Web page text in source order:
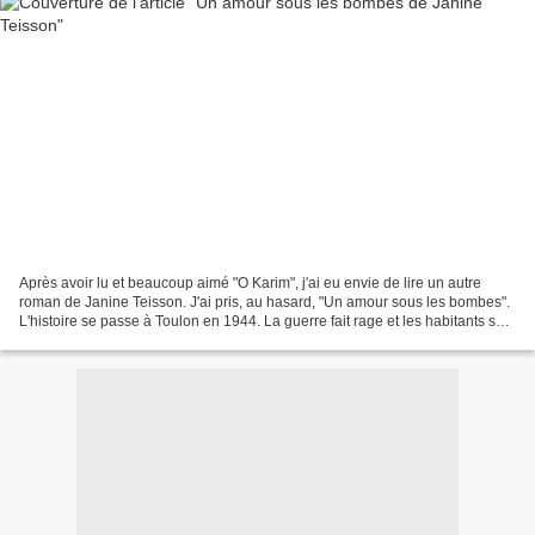
Après avoir lu et beaucoup aimé "O Karim", j'ai eu envie de lire un autre
roman de Janine Teisson. J'ai pris, au hasard, "Un amour sous les bombes".
L'histoire se passe à Toulon en 1944. La guerre fait rage et les habitants sont